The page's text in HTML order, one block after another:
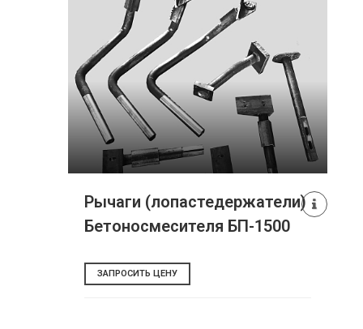
Рычаги (лопастедержатели)
Бетоносмесителя БП-1500
ЗАПРОСИТЬ ЦЕНУ